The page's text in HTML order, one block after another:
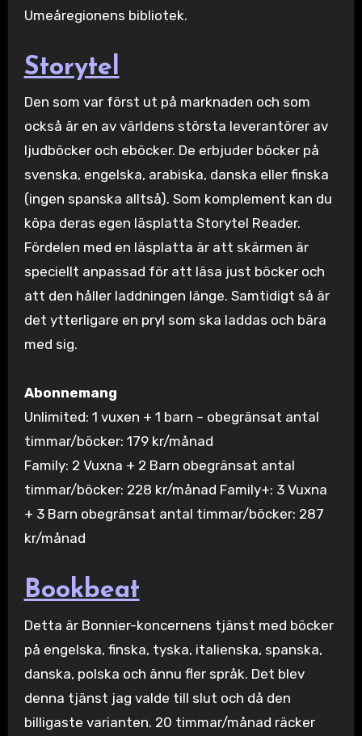
Umeåregionens bibliotek.
Storytel
Den som var först ut på marknaden och som
också är en av världens största leverantörer av
ljudböcker och eböcker. De erbjuder böcker på
svenska, engelska, arabiska, danska eller finska
(ingen spanska alltså). Som komplement kan du
köpa deras egen läsplatta Storytel Reader.
Fördelen med en läsplatta är att skärmen är
speciellt anpassad för att läsa just böcker och
att den håller laddningen länge. Samtidigt så är
det ytterligare en pryl som ska laddas och bära
med sig.
Abonnemang
Unlimited: 1 vuxen + 1 barn – obegränsat antal
timmar/böcker: 179 kr/månad
Family: 2 Vuxna + 2 Barn obegränsat antal
timmar/böcker: 228 kr/månad Family+: 3 Vuxna
+ 3 Barn obegränsat antal timmar/böcker: 287
kr/månad
Bookbeat
Detta är Bonnier-koncernens tjänst med böcker
på engelska, finska, tyska, italienska, spanska,
danska, polska och ännu fler språk. Det blev
denna tjänst jag valde till slut och då den
billigaste varianten. 20 timmar/månad räcker